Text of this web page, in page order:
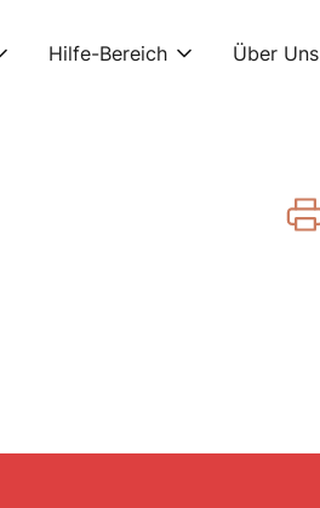
Hilfe-Bereich Über Uns